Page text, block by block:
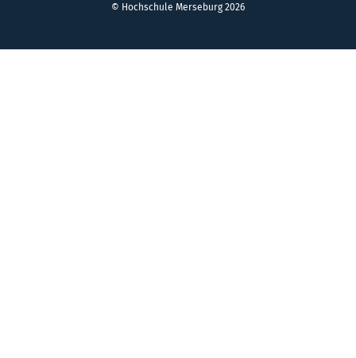
© Hochschule Merseburg 2026